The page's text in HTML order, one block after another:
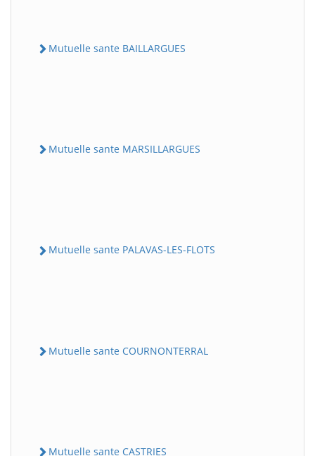
Mutuelle sante BAILLARGUES
Mutuelle sante MARSILLARGUES
Mutuelle sante PALAVAS-LES-FLOTS
Mutuelle sante COURNONTERRAL
Mutuelle sante CASTRIES